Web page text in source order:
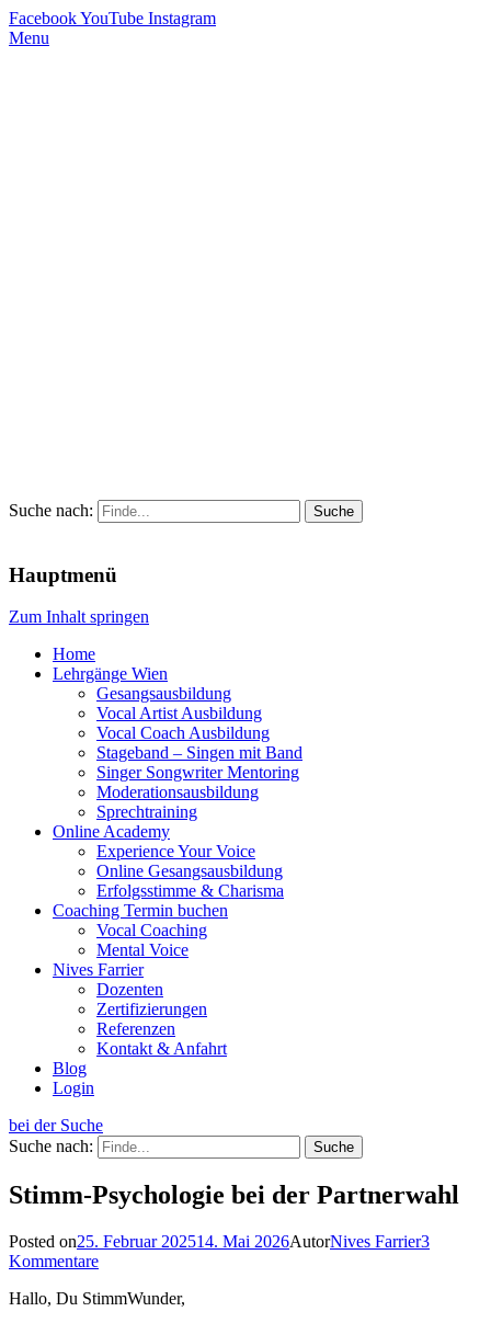
FacebookYouTube Instagram
Menu
Suche nach:
Hauptmenü
Zum Inhalt springen
Home
Lehrgänge Wien
Gesangsausbildung
Vocal Artist Ausbildung
Vocal Coach Ausbildung
Stageband – Singen mit Band
Singer Songwriter Mentoring
Moderationsausbildung
Sprechtraining
Online Academy
Experience Your Voice
Online Gesangsausbildung
Erfolgsstimme & Charisma
Coaching Termin buchen
Vocal Coaching
Mental Voice
Nives Farrier
Dozenten
Zertifizierungen
Referenzen
Kontakt & Anfahrt
Blog
Login
bei der Suche
Suche nach:
Stimm-Psychologie bei der Partnerwahl
Posted on25. Februar 202514. Mai 2026AutorNives Farrier3
Kommentare
Hallo, Du StimmWunder,